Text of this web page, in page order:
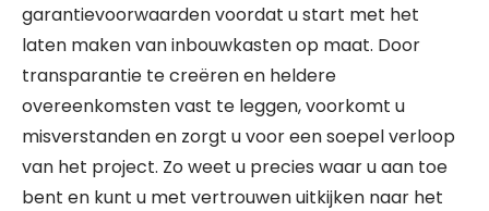
garantievoorwaarden voordat u start met het
laten maken van inbouwkasten op maat. Door
transparantie te creëren en heldere
overeenkomsten vast te leggen, voorkomt u
misverstanden en zorgt u voor een soepel verloop
van het project. Zo weet u precies waar u aan toe
bent en kunt u met vertrouwen uitkijken naar het